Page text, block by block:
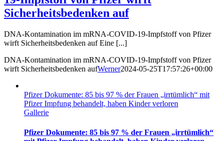
Sicherheitsbedenken auf
DNA-Kontamination im mRNA-COVID-19-Impfstoff von Pfizer
wirft Sicherheitsbedenken auf Eine [...]
DNA-Kontamination im mRNA-COVID-19-Impfstoff von Pfizer
wirft Sicherheitsbedenken aufWerner2024-05-25T17:57:26+00:00
Pfizer Dokumente: 85 bis 97 % der Frauen „irrtümlich“ mit
Pfizer Impfung behandelt, haben Kinder verloren
Gallerie
Pfizer Dokumente: 85 bis 97 % der Frauen „irrtümlich“